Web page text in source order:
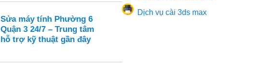
Sửa máy tính Phường 6
Quận 3 24/7 – Trung tâm
hỗ trợ kỹ thuật gần đây
Dịch vụ cài 3ds max